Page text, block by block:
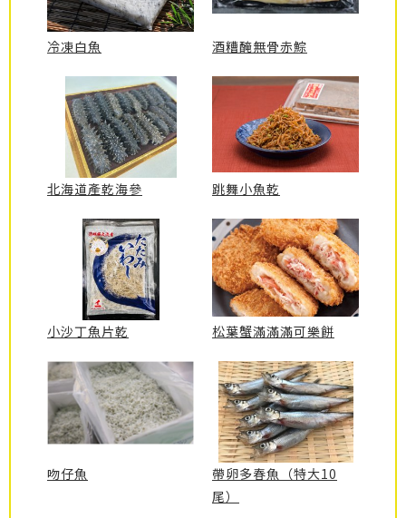
冷凍白魚 酒糟醃無骨赤鯮
北海道產乾海參 跳舞小魚乾
小沙丁魚片乾 松葉蟹滿滿滿可樂餅
吻仔魚
帶卵多春魚（特大10
尾）